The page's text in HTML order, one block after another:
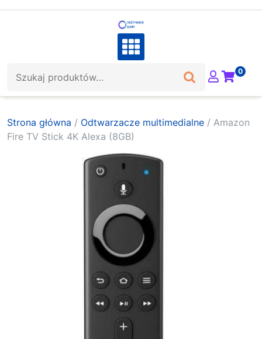
0
Strona główna / Odtwarzacze multimedialne / Amazon
Fire TV Stick 4K Alexa (8GB)